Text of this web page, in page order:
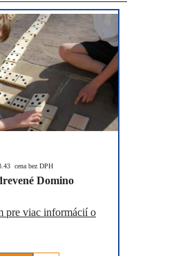
cena bez DPH
Domino
pre viac informácií o